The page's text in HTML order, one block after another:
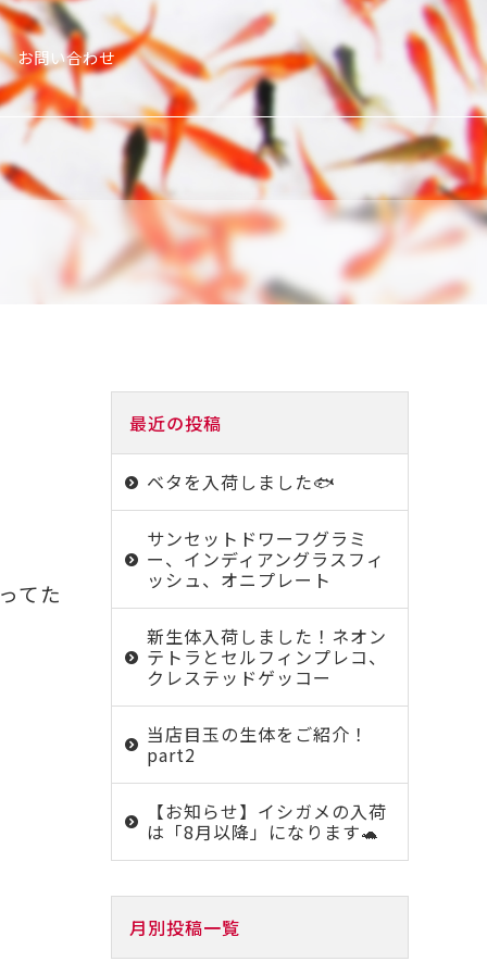
お問い合わせ
てた
最近の投稿
ベタを入荷しました🐟
サンセットドワーフグラミ
ー、インディアングラスフィ
ッシュ、オニプレート
新生体入荷しました！ネオン
テトラとセルフィンプレコ、
クレステッドゲッコー
当店目玉の生体をご紹介！
part2
【お知らせ】イシガメの入荷
は「8月以降」になります🐢
月別投稿一覧